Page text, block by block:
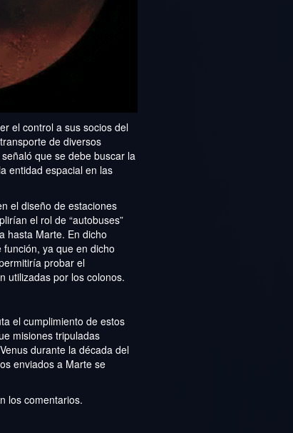
el control a sus socios del
de diversos
que se debe buscar la
entidad espacial en las
el diseño de estaciones
el rol de “autobuses”
hasta Marte. En dicho
ya que en dicho
probar el
utilizadas por los colonos.
el cumplimiento de estos
misiones tripuladas
durante la década del
enviados a Marte se
los comentarios.